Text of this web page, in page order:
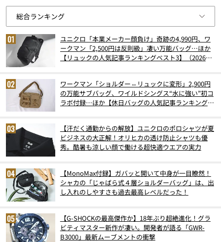
ユニクロ「本業メーカー顔負け」奇跡の4,990円、ワ
ークマン「2,500円は反則級」凄い万能バッグ…ほか
【リュックの人気記事ランキングベスト3】（2026年
ワークマン「ショルダー⇔リュックに変形」2,900円
の万能サブバッグ、ワイルドシングス“水に強い”初コ
ラボ付録…ほか【休日バッグの人気記事ランキングベ
【汗だく通勤からの解放】ユニクロのポロシャツが夏
ビジネスの大正解！オリヒカの透け防止シャツも優
秀。酷暑も涼しい顔で働ける超快適ウエアの実力
【MonoMax付録】ガバッと開いて中身が一目瞭然！
シャカの「じゃばら式４層ショルダーバッグ」は、出
し入れのしやすさも過去最高レベルだった！
【G-SHOCKの最高傑作か】18年ぶり超絶進化！グラ
ビティマスター新作が凄い。開発者が語る「GWR-
B3000」最新ムーブメントの衝撃